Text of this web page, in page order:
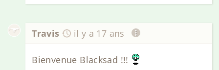
Travis il y a 17 ans
Bienvenue Blacksad !!!